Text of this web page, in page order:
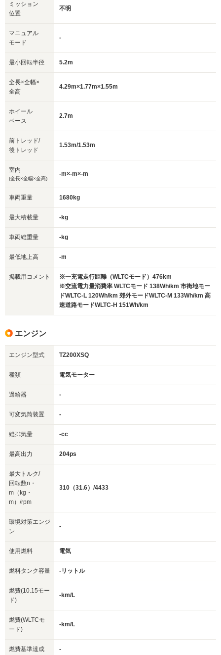
ミッション
位置
不明
マニュアル
モード
-
最小回転半径 5.2m
全長×全幅×
全高
4.29m×1.77m×1.55m
ホイール
ベース
2.7m
前トレッド/
後トレッド
1.53m/1.53m
室内
(全長×全幅×全高)
-m×-m×-m
車両重量 1680kg
最大積載量 -kg
車両総重量 -kg
最低地上高 -m
掲載用コメント
※一充電走行距離（WLTCモード）476km
※交流電力量消費率 WLTCモード 138Wh/km 市街地モー
ドWLTC-L 120Wh/km 郊外モードWLTC-M 133Wh/km 高
速道路モードWLTC-H 151Wh/km
エンジン
エンジン型式 TZ200XSQ
種類 電気モーター
過給器 -
可変気筒装置 -
総排気量 -cc
最高出力 204ps
最大トルク/
回転数n・
m（kg・
m）/rpm
310（31.6）/4433
環境対策エンジ
ン
-
使用燃料 電気
燃料タンク容量 -リットル
燃費(10.15モー
ド)
-km/L
燃費(WLTCモ
ード)
-km/L
燃費基準達成 -